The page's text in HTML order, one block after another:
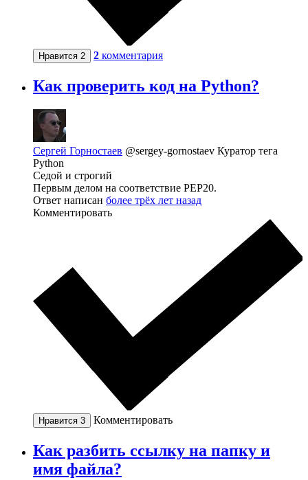
Нравится 2 2 комментария
Как проверить код на Python?
Сергей Горностаев @sergey-gornostaev Куратор тега
Python
Седой и строгий
Первым делом на соответствие PEP20.
Ответ написан более трёх лет назад
Комментировать
Нравится 3 Комментировать
Как разбить ссылку на папку и
имя файла?